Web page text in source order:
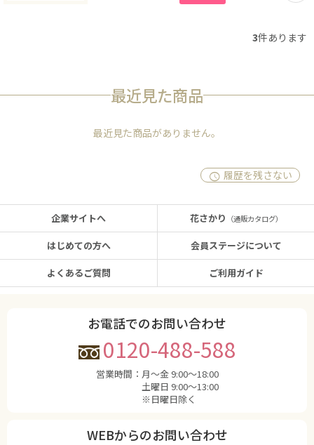
3件あります
最近見た商品
最近見た商品がありません。
履歴を残さない
企業サイトへ
はじめての方へ
よくあるご質問
花さかり （通販カタログ）
会員ステージについて
ご利用ガイド
お電話でのお問い合わせ
0120-488-588
営業時間： 月〜金 9:00〜18:00
土曜日 9:00〜13:00
※日曜日除く
WEBからのお問い合わせ